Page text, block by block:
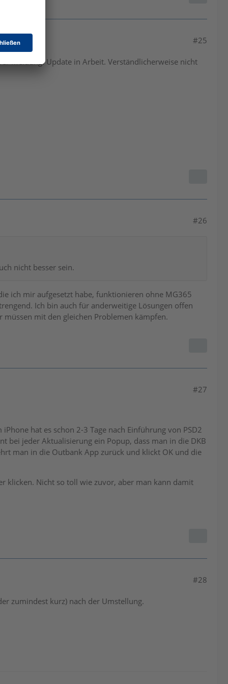
#25
Meldung. Update in Arbeit. Verständlicherweise nicht
#26
nicht besser sein.
ich mir aufgesetzt habe, funktionieren ohne MG365
Ich bin auch für anderweitige Lösungen offen
müssen mit den gleichen Problemen kämpfen.
#27
hat es schon 2-3 Tage nach Einführung von PSD2
bei jeder Aktualisierung ein Popup, dass man in die DKB
man in die Outbank App zurück und klickt OK und die
klicken. Nicht so toll wie zuvor, aber man kann damit
#28
zumindest kurz) nach der Umstellung.